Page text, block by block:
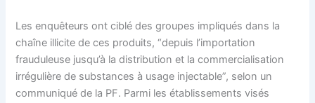
Les enquêteurs ont ciblé des groupes impliqués dans la
chaîne illicite de ces produits, “depuis l’importation
frauduleuse jusqu’à la distribution et la commercialisation
irrégulière de substances à usage injectable”, selon un
communiqué de la PF. Parmi les établissements visés